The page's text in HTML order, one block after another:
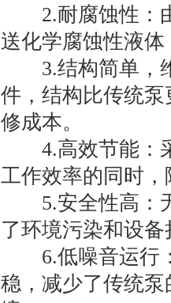
2.耐腐蚀性：由
送化学腐蚀性液
3.结构简单，维
件，结构比传统
修成本。
4.高效节能：采
工作效率的同时
5.安全性高：无
了环境污染和设
6.低噪音运行：
稳，减少了传统